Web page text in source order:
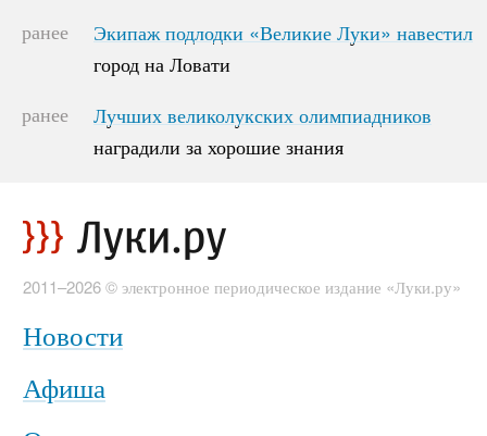
ранее
Экипаж подлодки «Великие Луки» навестил
город на Ловати
Экипаж подлодки «Великие Луки» навестил
город на Ловати
ранее
Лучших великолукских олимпиадников
наградили за хорошие знания
Лучших великолукских олимпиадников
наградили за хорошие знания
2011–2026 © электронное периодическое издание «Луки.ру»
Новости
Афиша